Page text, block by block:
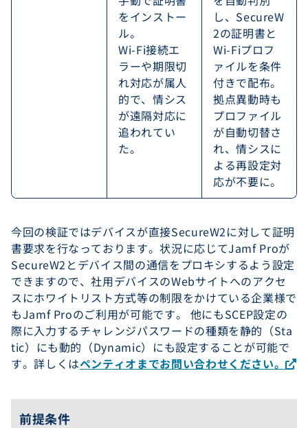
をインストー
ル。
Wi-Fi接続エ
ラーや期限切
れ対応が属人
的で、情シス
が遠隔対応に
追われてい
た。
し、SecureW
2の証明書と
Wi-Fiプロフ
ァイルを条件
付きで配布。
拠点異動時も
プロファイル
が自動切替さ
れ、情シスに
よる再設定対
応が不要に。
今回の検証ではデバイスが直接SecureW2に対して証明
書要求を行なっております。状況に応じてJamf Proが
SecureW2とデバイス間の通信をプロキシするよう設定
できますので、社用デバイスのWebサイトへのアクセ
スにホワイトリスト方式等の制限をかけている企業様で
もJamf Proのご利用が可能です。 他にもSCEP設定の
際に入力するチャレンジパスワードの種類を静的（Sta
tic）にも動的（Dynamic）にも設定することが可能で
す。詳しくはペンティオまでお問い合わせください。
前提条件